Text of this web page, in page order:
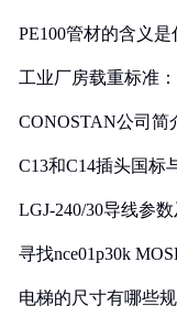
PE100管材的含义是
工业厂房载重标准
CONOSTAN公司简
C13和C14插头国标
LGJ-240/30导线参
寻找nce01p30k
电梯的尺寸有哪些